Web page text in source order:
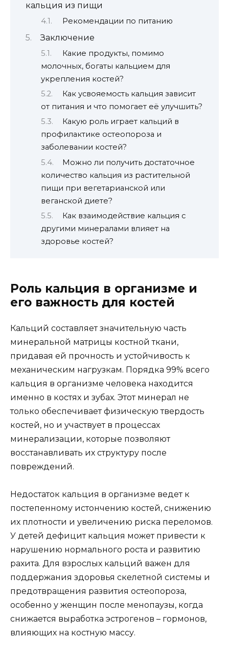
кальция из пищи
Рекомендации по питанию
Заключение
Какие продукты, помимо
молочных, богаты кальцием для
укрепления костей?
Как усвояемость кальция зависит
от питания и что помогает её улучшить?
Какую роль играет кальций в
профилактике остеопороза и
заболевании костей?
Можно ли получить достаточное
количество кальция из растительной
пищи при вегетарианской или
веганской диете?
Как взаимодействие кальция с
другими минералами влияет на
здоровье костей?
Роль кальция в организме и
его важность для костей
Кальций составляет значительную часть
минеральной матрицы костной ткани,
придавая ей прочность и устойчивость к
механическим нагрузкам. Порядка 99% всего
кальция в организме человека находится
именно в костях и зубах. Этот минерал не
только обеспечивает физическую твердость
костей, но и участвует в процессах
минерализации, которые позволяют
восстанавливать их структуру после
повреждений.
Недостаток кальция в организме ведет к
постепенному истончению костей, снижению
их плотности и увеличению риска переломов.
У детей дефицит кальция может привести к
нарушению нормального роста и развитию
рахита. Для взрослых кальций важен для
поддержания здоровья скелетной системы и
предотвращения развития остеопороза,
особенно у женщин после менопаузы, когда
снижается выработка эстрогенов – гормонов,
влияющих на костную массу.